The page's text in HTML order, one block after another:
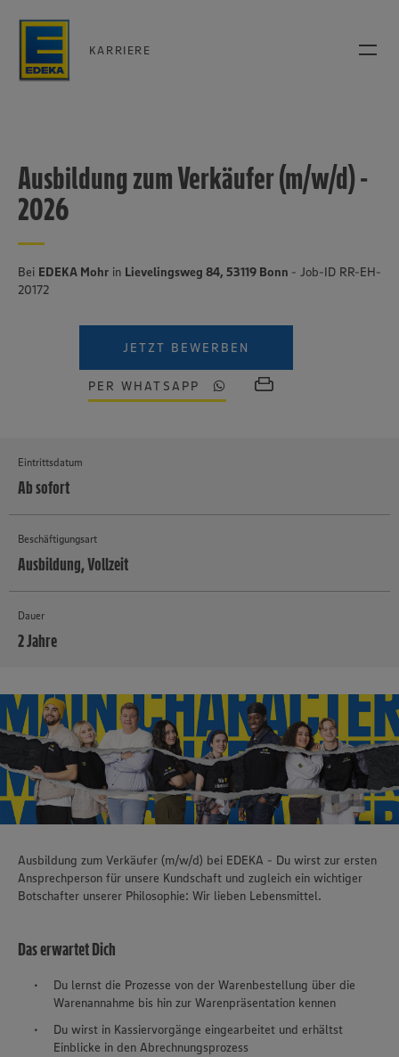
KARRIERE
Ausbildung zum Verkäufer (m/w/d) -
2026
Bei EDEKA Mohr in Lievelingsweg 84, 53119 Bonn - Job-ID RR-EH-
20172
JETZT BEWERBEN
PER WHATSAPP
Eintrittsdatum
Ab sofort
Beschäftigungsart
Ausbildung, Vollzeit
Dauer
2 Jahre
Ausbildung zum Verkäufer (m/w/d) bei EDEKA - Du wirst zur ersten
Ansprechperson für unsere Kundschaft und zugleich ein wichtiger
Botschafter unserer Philosophie: Wir lieben Lebensmittel.
Das erwartet Dich
Du lernst die Prozesse von der Warenbestellung über die
Warenannahme bis hin zur Warenpräsentation kennen
Du wirst in Kassiervorgänge eingearbeitet und erhältst
Einblicke in den Abrechnungsprozess